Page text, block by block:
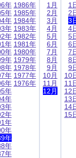
年
年
年
年
年
年
年
年
年
年
年
年
年
年
年
年
年
年
年
年
1986年
1985年
1984年
1983年
1982年
1981年
1980年
1979年
1978年
1977年
1976年
1月
2月
3月
4月
5月
6月
7月
8月
9月
10月
11月
12月
1
2
3
4
5
6
7
8
9
10
11
12
13
14
15